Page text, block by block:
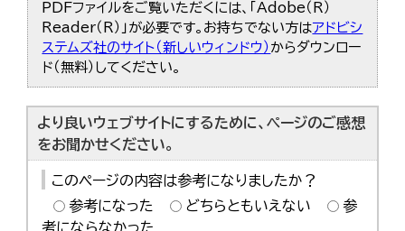
PDFファイルをご覧いただくには、「Adobe（R）
Reader（R）」が必要です。お持ちでない方はアドビシ
ステムズ社のサイト（新しいウィンドウ） からダウンロー
ド（無料）してください。
より良いウェブサイトにするために、ページのご感想
をお聞かせください。
このページの内容は参考になりましたか？
参考になった
どちらともいえない
参
考にならなかった